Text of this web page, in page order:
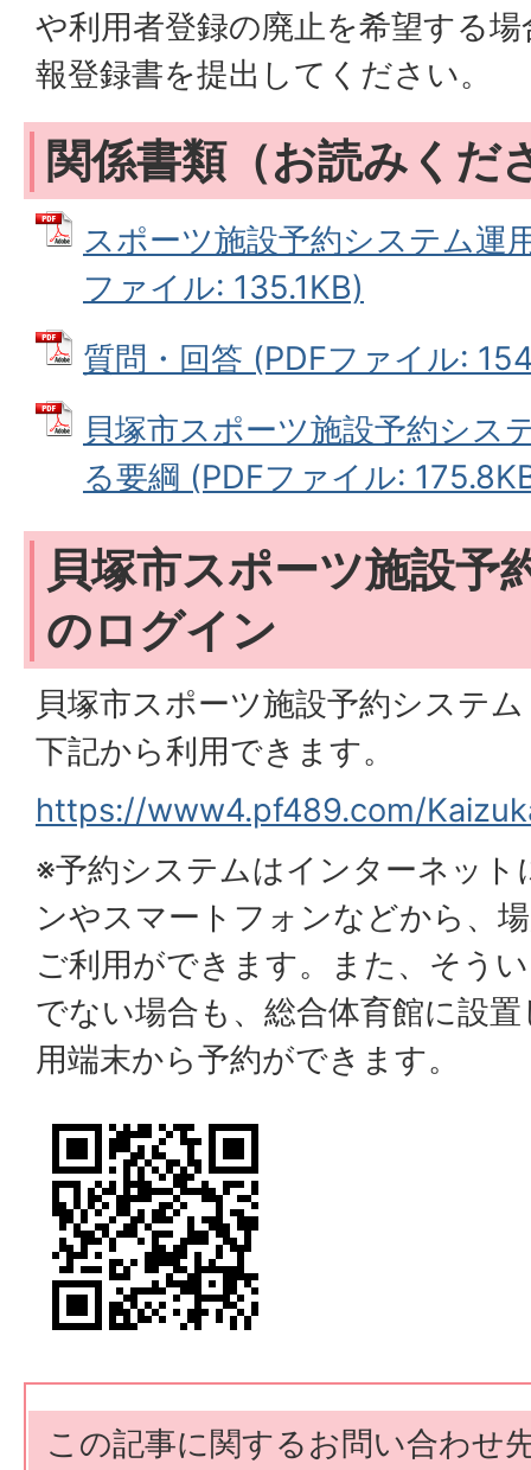
や利用者登録の廃止を希望する
報登録書を提出してください。
関係書類（お読みくだ
スポーツ施設予約システム運
ファイル: 135.1KB)
質問・回答 (PDFファイル:
貝塚市スポーツ施設予約シス
る要綱 (PDFファイル:
貝塚市スポーツ施設予
のログイン
貝塚市スポーツ施設予約システ
下記から利用できます。
https://www4.pf489.com/
※予約システムはインターネット
ンやスマートフォンなどから、
ご利用ができます。また、そう
でない場合も、総合体育館に設
用端末から予約ができます。
この記事に関するお問い合わせ